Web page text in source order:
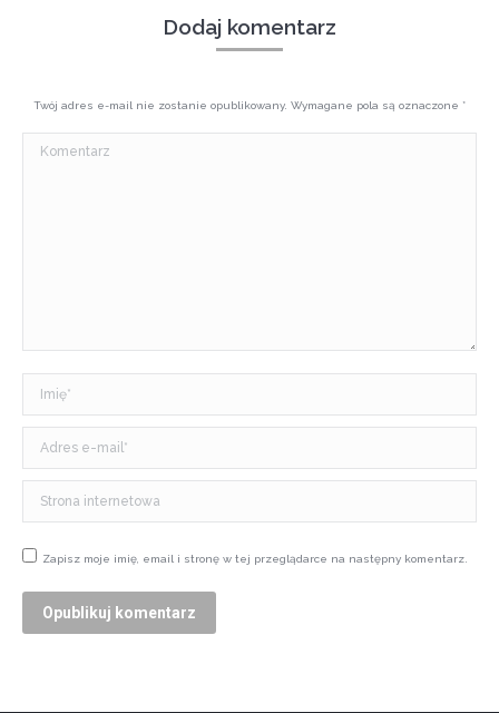
Dodaj komentarz
Twój adres e-mail nie zostanie opublikowany. Wymagane pola są oznaczone *
Komentarz
Imię *
Adres e-mail *
Strona internetowa
Zapisz moje imię, email i stronę w tej przeglądarce na następny komentarz.
Opublikuj komentarz